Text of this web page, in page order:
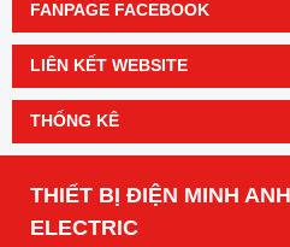
FANPAGE FACEBOOK
LIÊN KẾT WEBSITE
THỐNG KÊ
THIẾT BỊ ĐIỆN MINH
ELECTRIC